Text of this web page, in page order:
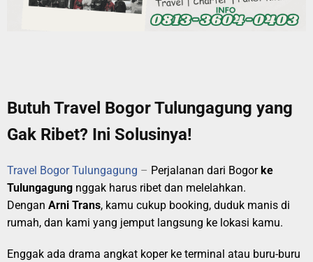
Butuh Travel Bogor Tulungagung yang
Gak Ribet? Ini Solusinya!
Travel Bogor Tulungagung – Perjalanan dari Bogorke
Tulungagung nggak harus ribet dan melelahkan.
Dengan Arni Trans, kamu cukup booking, duduk manis di
rumah, dan kami yang jemput langsung ke lokasi kamu.
Enggak ada drama angkat koper ke terminal atau buru-buru